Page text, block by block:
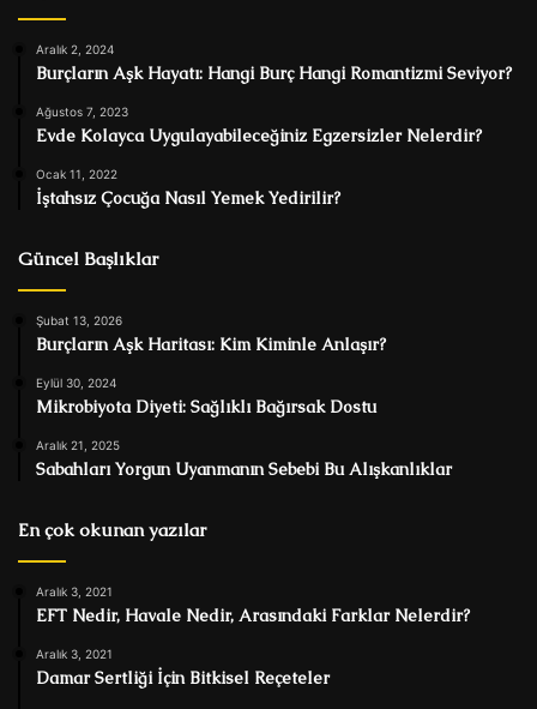
Aralık 2, 2024
Burçların Aşk Hayatı: Hangi Burç Hangi Romantizmi Seviyor?
Ağustos 7, 2023
Evde Kolayca Uygulayabileceğiniz Egzersizler Nelerdir?
Ocak 11, 2022
İştahsız Çocuğa Nasıl Yemek Yedirilir?
Güncel Başlıklar
Şubat 13, 2026
Burçların Aşk Haritası: Kim Kiminle Anlaşır?
Eylül 30, 2024
Mikrobiyota Diyeti: Sağlıklı Bağırsak Dostu
Aralık 21, 2025
Sabahları Yorgun Uyanmanın Sebebi Bu Alışkanlıklar
En çok okunan yazılar
Aralık 3, 2021
EFT Nedir, Havale Nedir, Arasındaki Farklar Nelerdir?
Aralık 3, 2021
Damar Sertliği İçin Bitkisel Reçeteler